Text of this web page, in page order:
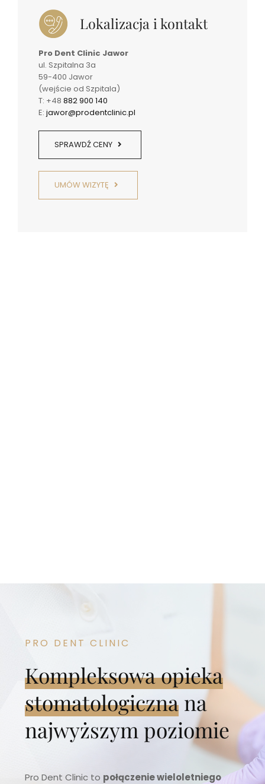
Lokalizacja i kontakt
Pro Dent Clinic Jawor
ul. Szpitalna 3a
59-400 Jawor
(wejście od Szpitala)
T: +48 882 900 140
E: jawor@prodentclinic.pl
SPRAWDŹ CENY
UMÓW WIZYTĘ
PRO DENT CLINIC
Kompleksowa opieka
stomatologiczna na
najwyższym poziomie
Pro Dent Clinic to połączenie wieloletniego